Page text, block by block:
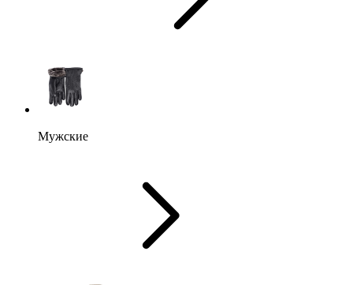
Мужские